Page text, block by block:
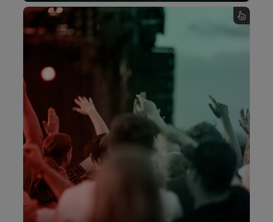
, Bad Ischl Salzkammergut 2024 - Karte umdrehen
Top-Veranstaltungen
Tauche ein in großartige
Kulturveranstaltungen: Von grandiosen
Konzerten und Festivals bis hin zu
unvergesslichen Opernaufführungen.